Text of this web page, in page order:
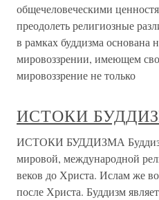
общечеловеческими
преодолеть религиозные
в рамках буддизма основана
мировоззрении, имеющем
мировоззрение не только
ИСТОКИ
ИСТОКИ БУДДИЗМА Буддизм
мировой, международной
веков до Христа. Ислам же
после Христа. Буддизм